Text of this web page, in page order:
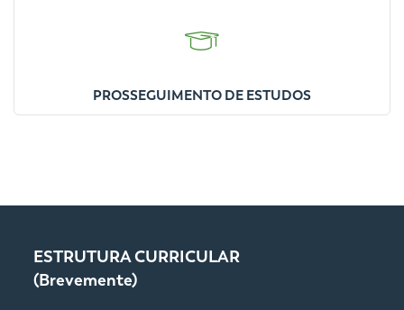
PROSSEGUIMENTO DE ESTUDOS
ESTRUTURA CURRICULAR
(Brevemente)